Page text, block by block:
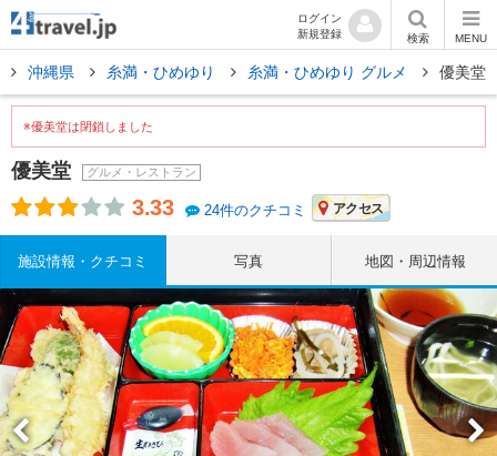
ログイン
新規登録
検索 MENU
沖縄県 糸満・ひめゆり 糸満・ひめゆり グルメ 優美堂
※優美堂は閉鎖しました
優美堂 グルメ・レストラン
3.33 24件のクチコミ アクセス
施設情報・クチコミ 写真 地図・周辺情報